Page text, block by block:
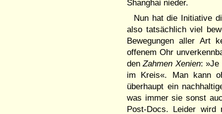
Shanghai nieder.
Nun hat die Initiative
also tatsächlich viel
Bewegungen aller Art
offenem Ohr
denZahmen Xenien: »Je
im Kreis«. Man kann
überhaupt ein
was immer sie sonst
Post-Docs. Leider wird